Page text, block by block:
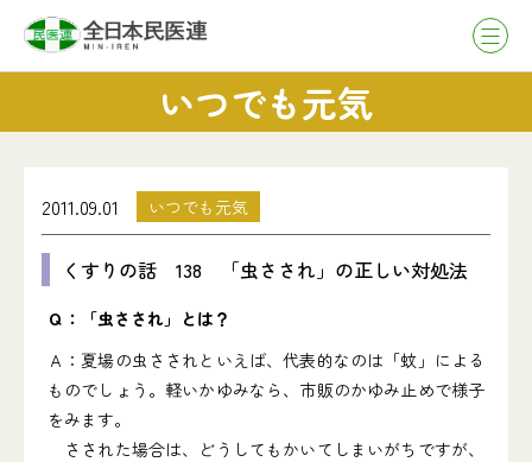
いつでも元気
2011.09.01 いつでも元気
くすりの話 138 「虫さされ」の正しい対処法
Ｑ：「虫さされ」とは？
Ａ：夏場の虫さされといえば、代表的なのは「蚊」による
ものでしょう。軽いかゆみなら、市販のかゆみ止めで様子
をみます。
さされた場合は、どうしてもかいてしまいがちですが、